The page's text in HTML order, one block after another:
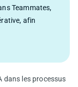
Teammates,
afin
dans les processus